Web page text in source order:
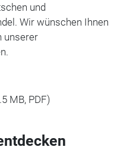
und
Wir wünschen Ihnen
unserer
MB, PDF)